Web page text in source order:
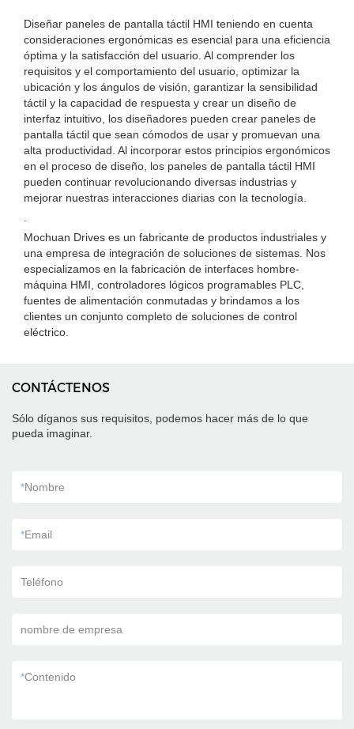
Diseñar paneles de pantalla táctil HMI teniendo en cuenta
consideraciones ergonómicas es esencial para una eficiencia
óptima y la satisfacción del usuario. Al comprender los
requisitos y el comportamiento del usuario, optimizar la
ubicación y los ángulos de visión, garantizar la sensibilidad
táctil y la capacidad de respuesta y crear un diseño de
interfaz intuitivo, los diseñadores pueden crear paneles de
pantalla táctil que sean cómodos de usar y promuevan una
alta productividad. Al incorporar estos principios ergonómicos
en el proceso de diseño, los paneles de pantalla táctil HMI
pueden continuar revolucionando diversas industrias y
mejorar nuestras interacciones diarias con la tecnología.
Mochuan Drives es un fabricante de productos industriales y
una empresa de integración de soluciones de sistemas. Nos
especializamos en la fabricación de interfaces hombre-
máquina HMI, controladores lógicos programables PLC,
fuentes de alimentación conmutadas y brindamos a los
clientes un conjunto completo de soluciones de control
eléctrico.
CONTÁCTENOS
Sólo díganos sus requisitos, podemos hacer más de lo que
pueda imaginar.
*Nombre
*Email
Teléfono
nombre de empresa
*Contenido